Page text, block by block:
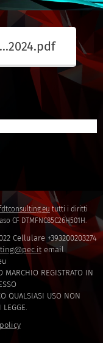
tutti i diritti
CF DTMFNC85C26H501H.
Cellulare +393200203274
email
MARCHIO REGISTRATO IN
QUALSIASI USO NON